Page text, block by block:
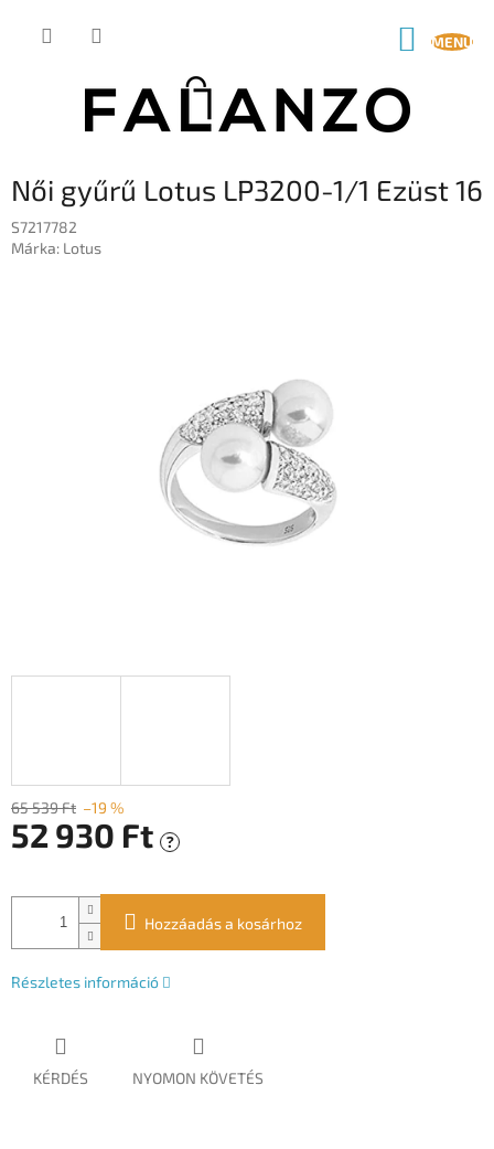
KOSÁR
Női gyűrű Lotus LP3200-1/1 Ezüst 16
S7217782
Márka: Lotus
65 539 Ft –19 %
52 930 Ft ?
Hozzáadás a kosárhoz
Részletes információ
KÉRDÉS NYOMON KÖVETÉS